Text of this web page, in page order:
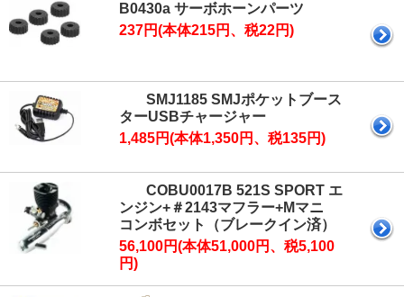
B0430a サーボホーンパーツ
237円(本体215円、税22円)
SMJ1185 SMJポケットブース
ターUSBチャージャー
1,485円(本体1,350円、税135円)
COBU0017B 521S SPORT エ
ンジン+＃2143マフラー+Mマニ
コンボセット（ブレークイン済）
56,100円(本体51,000円、税5,100
円)